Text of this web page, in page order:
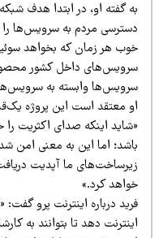
گفته او، در ابتدا هدف شبکه
مردم به سرویس‌ها را
هر زمان که بخواهد سوئیچ‌های
داخل کشور محصور
وابسته به سرویس‌های
معتقد است این پروژه یک‌قدم
اینکه صدای اکثریت را
اما این به معنی امن شدن
ما آپدیت دریافت
کرد.»
درباره اینترنت پرو گفت:
دهد تا بتوانند به کارشان